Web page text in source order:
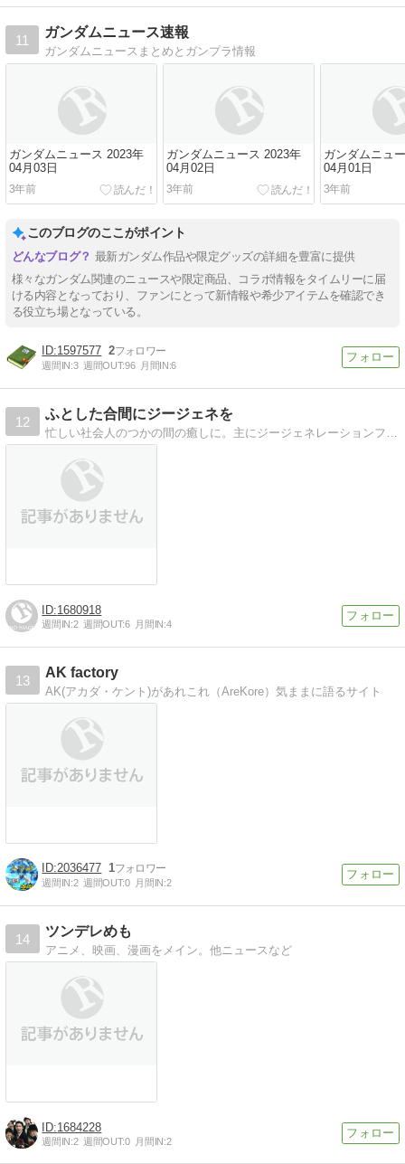
11
ガンダムニュース速報
ガンダムニュースまとめとガンプラ情報
ガンダムニュース 2023年
04月03日
3年前
ガンダムニュース 2023年
04月02日
3年前
ガンダムニュ
04月01日
3年前
このブログのここがポイント
最新ガンダム作品や限定グッズの詳細を豊富に提供
様々なガンダム関連のニュースや限定商品、コラボ情報をタイムリーに届
ける内容となっており、ファンにとって新情報や希少アイテムを確認でき
る役立ち場となっている。
1597577 2
週間IN:3 週間OUT:96 月間IN:6
12
ふとした合間にジージェネを
1680918
週間IN:2 週間OUT:6 月間IN:4
13
AK factory
AK(アカダ・ケント)があれこれ（AreKore）気ままに語るサイト
2036477 1
週間IN:2 週間OUT:0 月間IN:2
14
ツンデレめも
アニメ、映画、漫画をメイン。他ニュースなど
1684228
週間IN:2 週間OUT:0 月間IN:2